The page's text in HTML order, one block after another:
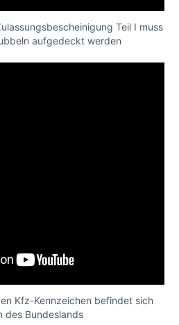
Teil I muss
aufgedeckt werden
Kfz-Kennzeichen befindet sich
des Bundeslands